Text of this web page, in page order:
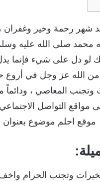
رحمة وخير وغفران ،
محمد صلى الله عليه
لو دل على شيء فإنما
عز وجل في أروع
المعاصي ، ودائماً
التواصل الاجتماعي
موقع احلم موضوع بعنوان
وتجنب الحرام